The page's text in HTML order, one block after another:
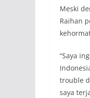
Meski
Raihan
“Saya
trouble
saya